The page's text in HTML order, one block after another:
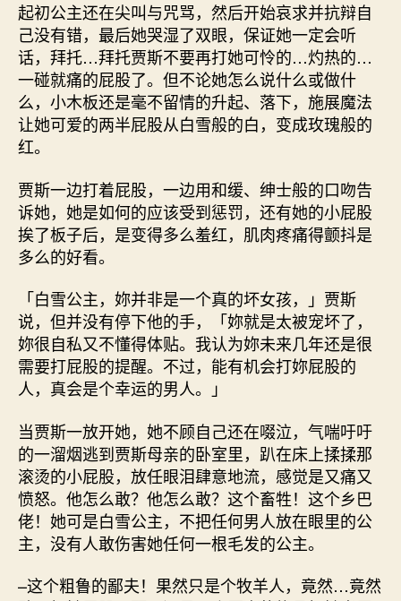
起初公主还在尖叫与咒骂，然后开始哀求并抗辩自
己没有错，最后她哭湿了双眼，保证她一定会听
话，拜托…拜托贾斯不要再打她可怜的…灼热的…
一碰就痛的屁股了。但不论她怎么说什么或做什
么，小木板还是毫不留情的升起、落下，施展魔法
让她可爱的两半屁股从白雪般的白，变成玫瑰般的
红。
贾斯一边打着屁股，一边用和缓、绅士般的口吻告
诉她，她是如何的应该受到惩罚，还有她的小屁股
挨了板子后，是变得多么羞红，肌肉疼痛得颤抖是
多么的好看。
「白雪公主，妳并非是一个真的坏女孩，」贾斯
说，但并没有停下他的手，「妳就是太被宠坏了，
妳很自私又不懂得体贴。我认为妳未来几年还是很
需要打屁股的提醒。不过，能有机会打妳屁股的
人，真会是个幸运的男人。」
当贾斯一放开她，她不顾自己还在啜泣，气喘吁吁
的一溜烟逃到贾斯母亲的卧室里，趴在床上揉揉那
滚烫的小屁股，放任眼泪肆意地流，感觉是又痛又
愤怒。他怎么敢？他怎么敢？这个畜牲！这个乡巴
佬！她可是白雪公主，不把任何男人放在眼里的公
主，没有人敢伤害她任何一根毛发的公主。
–这个粗鲁的鄙夫！果然只是个牧羊人，竟然…竟然